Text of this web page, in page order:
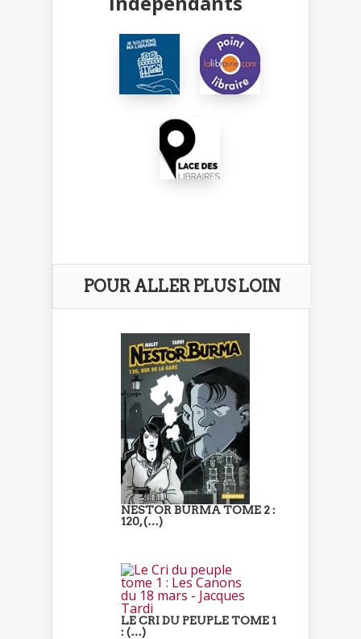
POUR ALLER PLUS LOIN
NESTOR BURMA TOME 2 :
120, (…)
LE CRI DU PEUPLE TOME 1
: (…)